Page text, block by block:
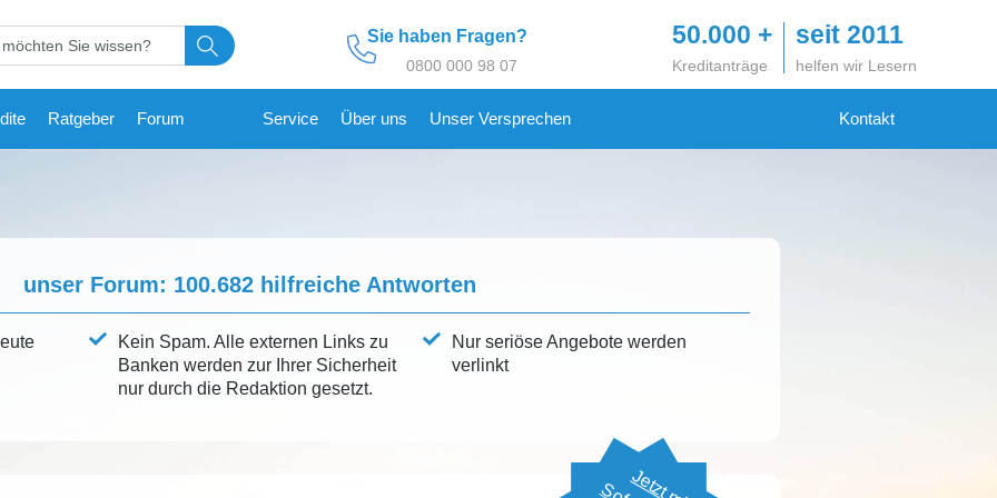
Sie haben Fragen?
0800 000 98 07
50.000 +
Kreditanträge
seit 2011
helfen wir Lesern
Ratgeber Forum Service Über uns Unser Versprechen Kontakt
unser Forum: 100.682hilfreiche Antworten
Kein Spam. Alle externen Links zu
Banken werden zur Ihrer Sicherheit
nur durch die Redaktion gesetzt.
Nur seriöse Angebote werden
verlinkt